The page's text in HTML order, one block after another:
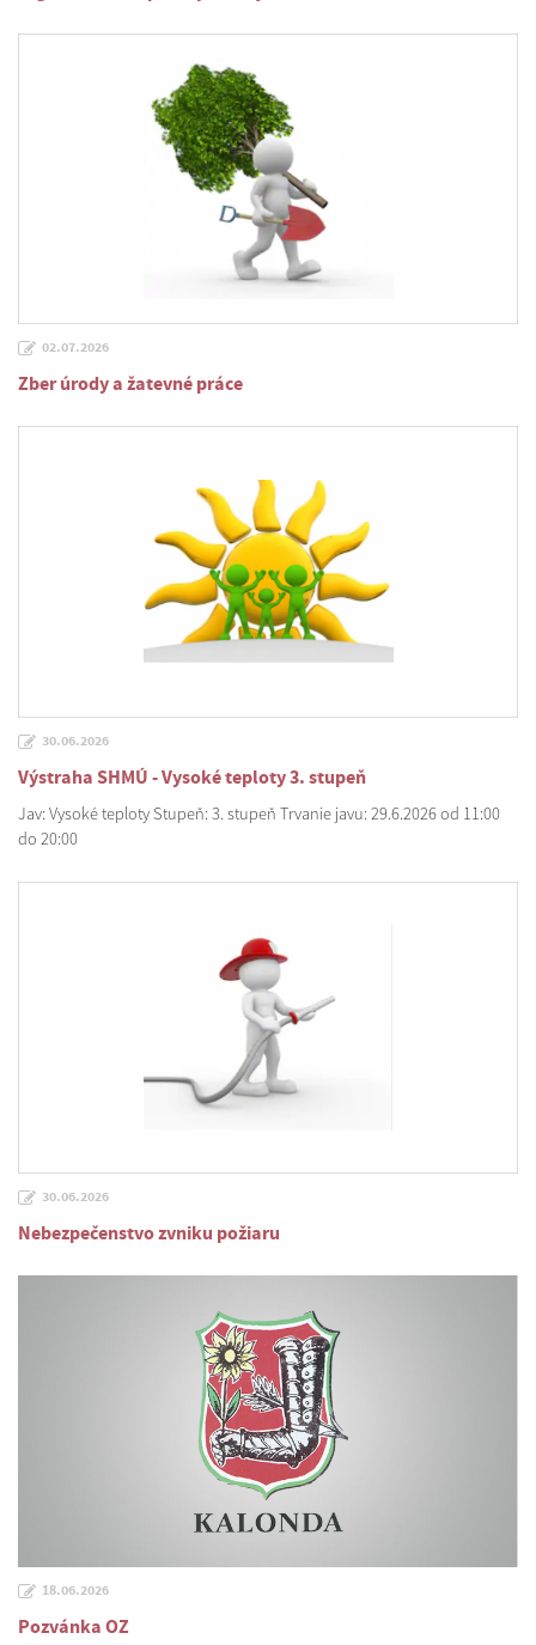
02.07.2026
Zber úrody a žatevné práce
30.06.2026
Výstraha SHMÚ - Vysoké teploty 3. stupeň
Jav: Vysoké teploty Stupeň: 3. stupeň Trvanie javu: 29.6.2026 od 11:00
do 20:00
30.06.2026
Nebezpečenstvo zvniku požiaru
18.06.2026
Pozvánka OZ